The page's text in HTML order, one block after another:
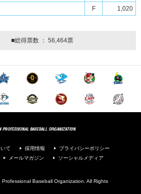
F 1,020
■総得票数 ： 56,464票
て 採用情報
プライバシーポリシー
メールマガジン
ソーシャルメディア
Baseball Organization. All Rights